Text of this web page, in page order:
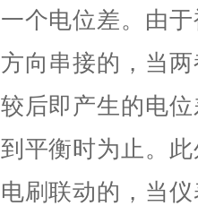
个电位差。由
向串接的，当
后即产生的电
平衡时为止。
刷联动的，当